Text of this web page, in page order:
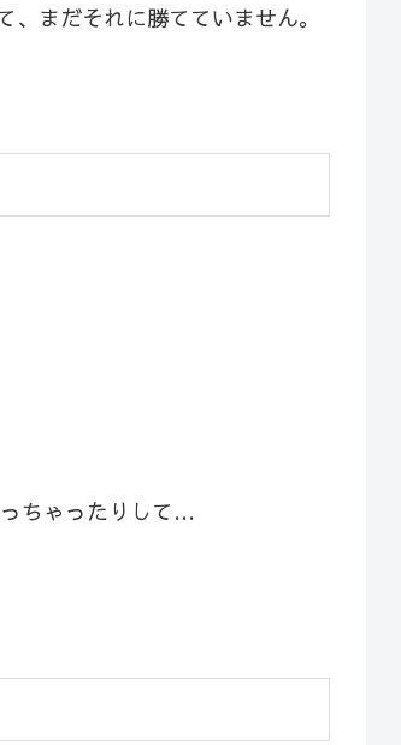
まだそれに勝てていません。
ちゃったりして…